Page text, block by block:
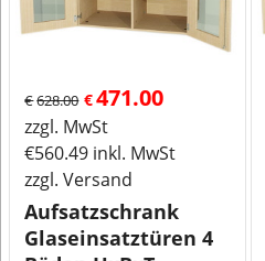
€628.00 €471.00
zzgl. MwSt
€560.49 inkl. MwSt
zzgl. Versand
Aufsatzschrank
Glaseinsatztüren 4